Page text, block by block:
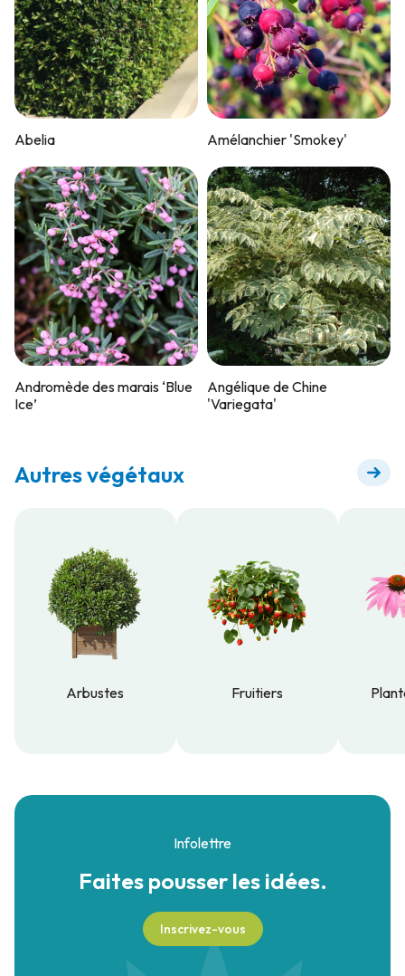
Abelia Amélanchier 'Smokey'
Andromède des marais ‘Blue
Ice’
Angélique de Chine
'Variegata'
Autres végétaux
Arbustes
Fruitiers
Infolettre
Faites pousserles idées.
Inscrivez-vous